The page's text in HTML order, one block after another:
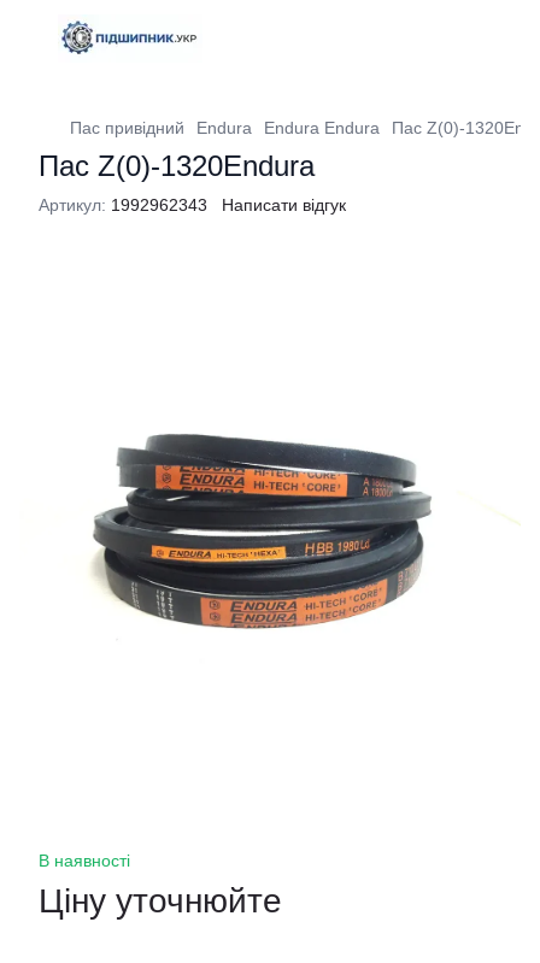
Пас привідний Endura Endura Endura Пас Z(0)-
Пас Z(0)-1320Endura
Артикул: 1992962343 Написати відгук
В наявності
Ціну уточнюйте